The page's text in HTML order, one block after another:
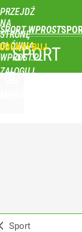
PRZEJDŹ
NA
STRONĘ
GŁÓWNĄ
WPROST.PL
SPORT WPROST
ZALOGUJ
SPORT
Sport